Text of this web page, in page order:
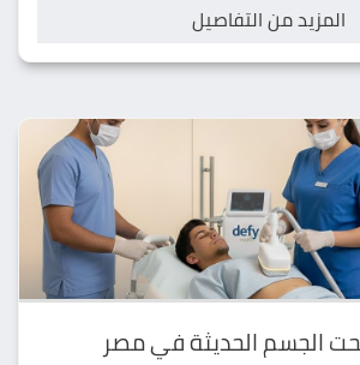
المزيد من التفاصيل
الجسم الحديثة في مصر